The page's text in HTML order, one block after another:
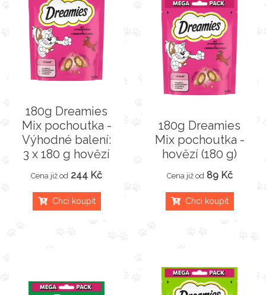
180g Dreamies
Mix pochoutka -
Výhodné balení:
3 x 180 g hovězí
Cena již od 244 Kč
Chci koupit
180g Dreamies
Mix pochoutka -
hovězí (180 g)
Cena již od 89 Kč
Chci koupit